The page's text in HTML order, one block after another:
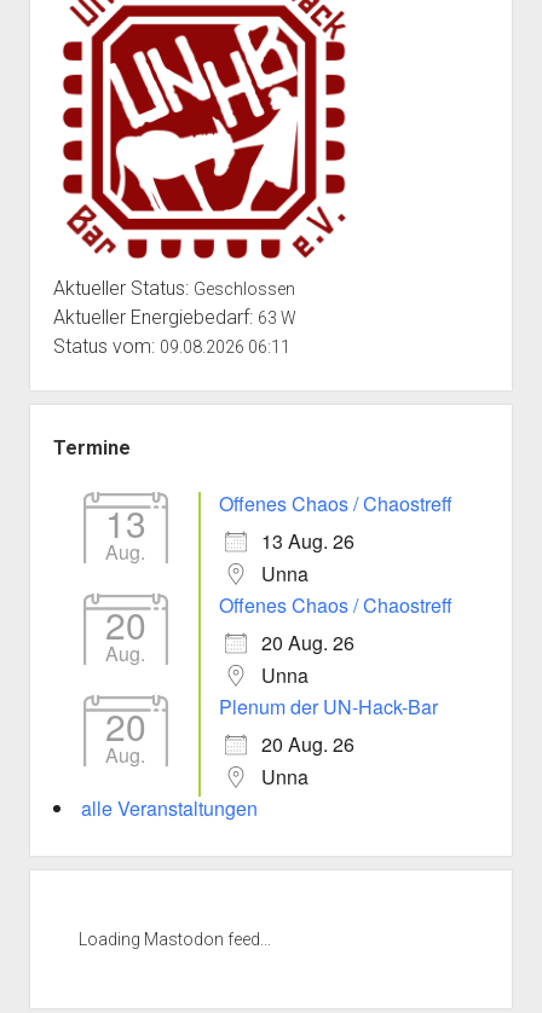
Infrastruktur
zur
Verfuegung!
Aktueller Status: Geschlossen
Aktueller Energiebedarf: 63 W
Status vom: 09.08.2026 06:11
Termine
13
Aug.
Offenes Chaos / Chaostreff
13 Aug. 26
Unna
20
Aug.
Offenes Chaos / Chaostreff
20 Aug. 26
Unna
20
Aug.
Plenum der UN-Hack-Bar
20 Aug. 26
Unna
alle Veranstaltungen
Loading Mastodon feed...